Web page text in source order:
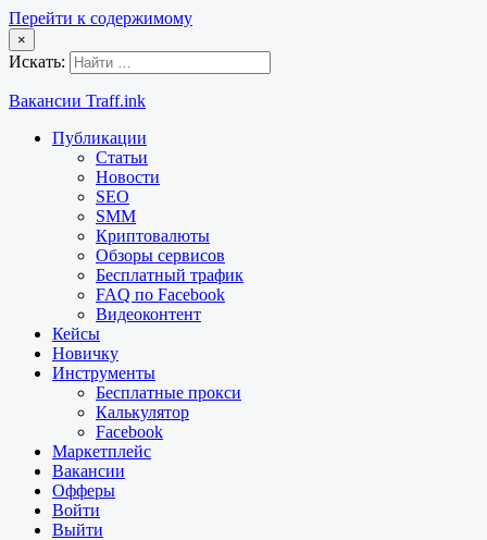
Перейти к содержимому
×
Искать:
Вакансии Traff.ink
Публикации
Статьи
Новости
SEO
SMM
Криптовалюты
Обзоры сервисов
Бесплатный трафик
FAQ по Facebook
Видеоконтент
Кейсы
Новичку
Инструменты
Бесплатные прокси
Калькулятор
Facebook
Маркетплейс
Вакансии
Офферы
Войти
Выйти